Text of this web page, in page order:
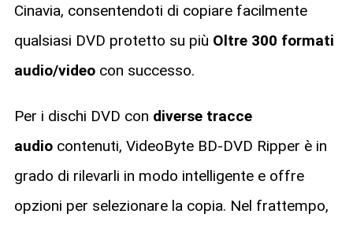
Cinavia, consentendoti di copiare facilmente
qualsiasi DVD protetto su più Oltre 300 formati
audio/video con successo.
Per i dischi DVD con diverse tracce
audiocontenuti, VideoByte BD-DVD Ripper è in
grado di rilevarli in modo intelligente e offre
opzioni per selezionare la copia. Nel frattempo,